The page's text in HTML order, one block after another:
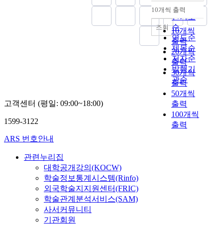
순
인기도
순
연도순
제목순
저자순
발행기
관순
내림차순
10개씩 출력
10개씩
출력
20개씩
출력
30개씩
출력
50개씩
출력
100개씩
출력
조회
고객센터 (평일: 09:00~18:00)
1599-3122
ARS 번호안내
관련누리집
대학공개강의(KOCW)
학술정보통계시스템(Rinfo)
외국학술지지원센터(FRIC)
학술관계분석서비스(SAM)
사서커뮤니티
기관회원